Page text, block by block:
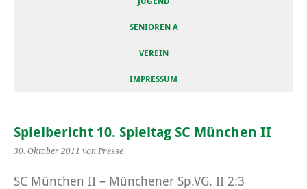
SENIOREN A
VEREIN
IMPRESSUM
Spielbericht 10. Spieltag SC München II
30. Oktober 2011 von Presse
SC München II – Münchener Sp.VG. II 2:3